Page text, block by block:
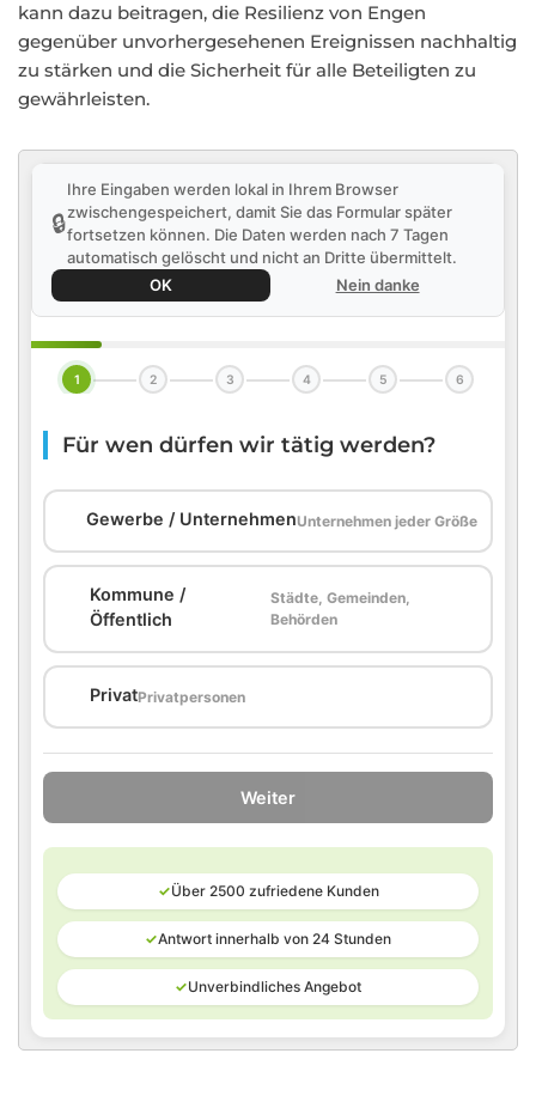
kann dazu beitragen, die Resilienz von Engen
gegenüber unvorhergesehenen Ereignissen nachhaltig
zu stärken und die Sicherheit für alle Beteiligten zu
gewährleisten.
🔒
Ihre Eingaben werden lokal in Ihrem Browser
zwischengespeichert, damit Sie das Formular später
fortsetzen können. Die Daten werden nach 7 Tagen
automatisch gelöscht und nicht an Dritte übermittelt.
OK
Nein danke
1 2 3 4 5 6
Für wen dürfen wir tätig werden?
Gewerbe / UnternehmenUnternehmen jeder Größe
Kommune /
Öffentlich
Städte, Gemeinden,
Behörden
PrivatPrivatpersonen
Weiter
✓Über 2500 zufriedene Kunden
✓Antwort innerhalb von 24 Stunden
✓Unverbindliches Angebot